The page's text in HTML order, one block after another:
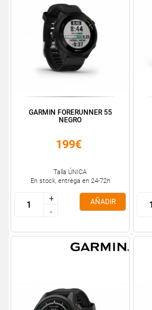
GARMIN FORERUNNER 55
NEGRO
199€
Talla ÚNICA
En stock, entrega en 24-72h
+
-
+
-
AÑADIR